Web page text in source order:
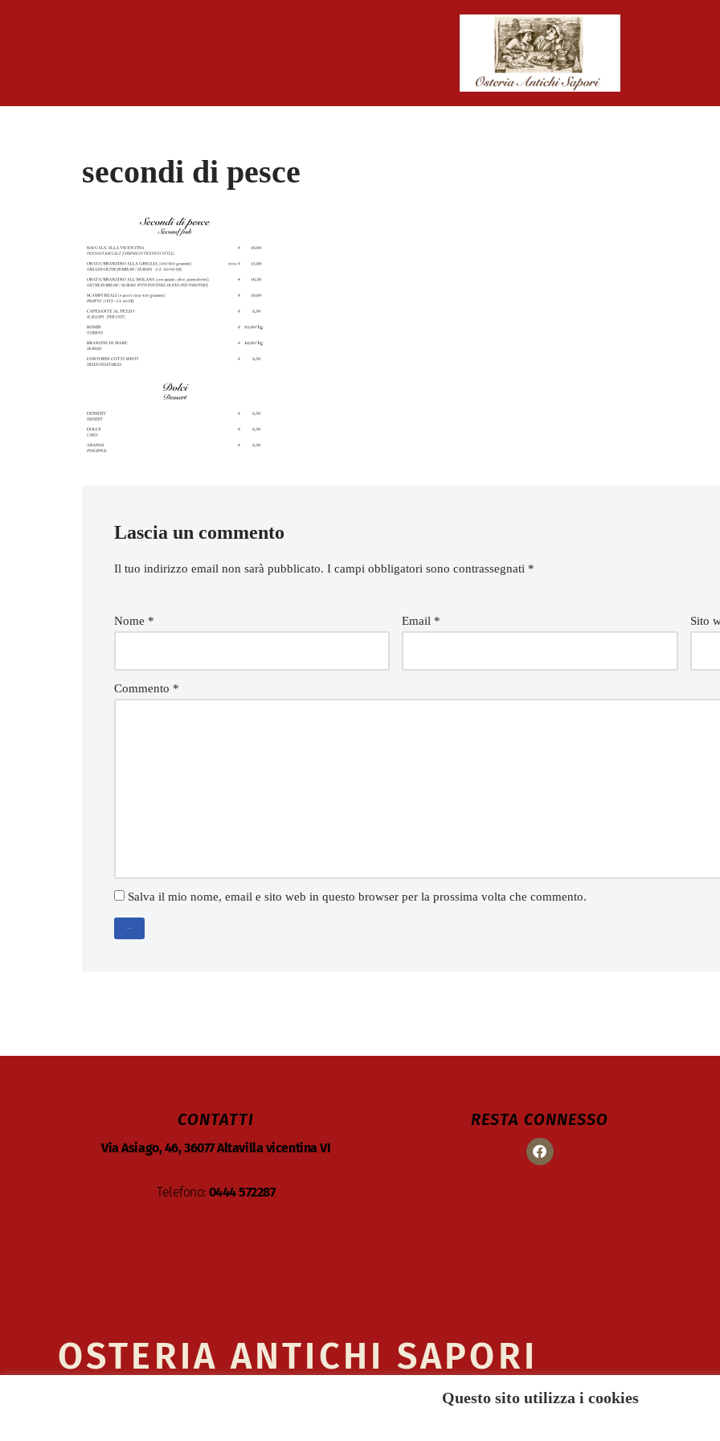
secondi di pesce
Lascia un commento
Il tuo indirizzo email non sarà pubblicato. I campi obbligatori sono contrassegnati *
Nome * Email * Sito
Commento *
Salva il mio nome, email e sito web in questo browser per la prossima volta che commento.
CONTATTI
Via Asiago, 46, 36077 Altavilla vicentina VI
Telefono: 0444 572287
RESTA CONNESSO
OSTERIA ANTICHI SAPORI
Questo sito utilizza i cookies